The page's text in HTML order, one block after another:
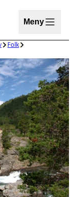
Meny
Folk